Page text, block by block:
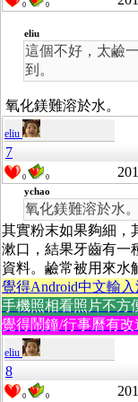
0 0
eliu
這個不好，太鹼
到。
氧化鎂難溶於水。
eliu
7
0 0
ychao
氧化鎂難溶於水。
其實粉末如果夠細，
漱口，結果牙齒有一
資料。鹼常被用來水
覺得Android中文輸
手機照相看照片不方
覺得鬧鐘/行事曆有
eliu
8
0 0